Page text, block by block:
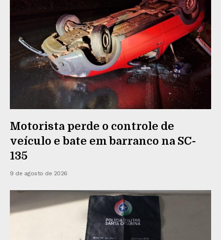
Motorista perde o controle de
veículo e bate em barranco na SC-
135
9 de agosto de 2026